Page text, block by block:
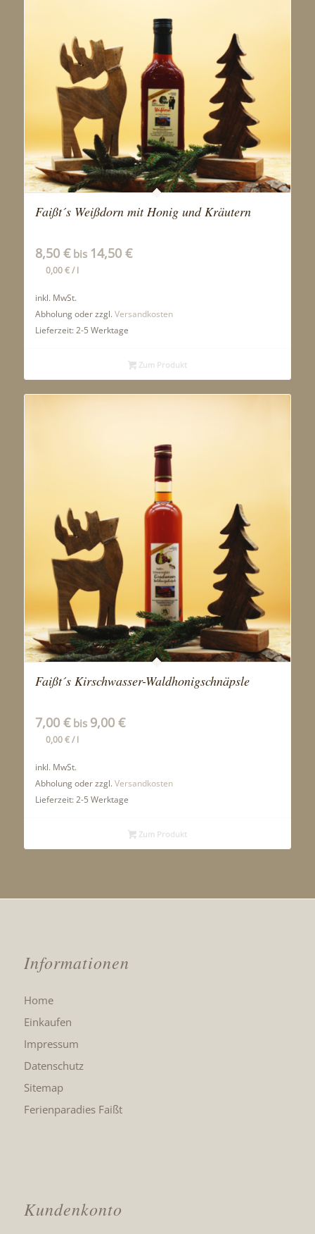
Faißt´s Weißdorn mit Honig und Kräutern
8,50 €bis 14,50 €
0,00€/l
inkl. MwSt.
Abholung oder zzgl. Versandkosten
Lieferzeit:2-5 Werktage
Zum Produkt
Faißt´s Kirschwasser-Waldhonigschnäpsle
7,00 €bis 9,00 €
0,00€/l
inkl. MwSt.
Abholung oder zzgl. Versandkosten
Lieferzeit:2-5 Werktage
Zum Produkt
Informationen
Home
Einkaufen
Impressum
Datenschutz
Sitemap
Ferienparadies Faißt
Kundenkonto